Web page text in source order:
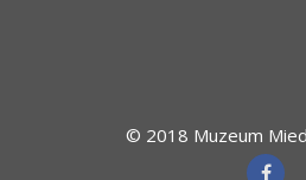
© 2018 Muzeum